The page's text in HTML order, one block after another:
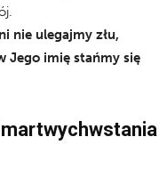
nie ulegajmy złu,
Jego imię stańmy się